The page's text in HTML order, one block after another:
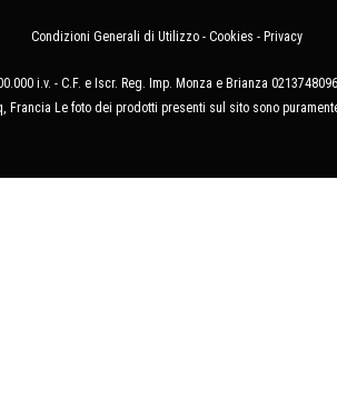
Condizioni Generali di Utilizzo - Cookies - Privacy
i.v. - C.F. e Iscr. Reg. Imp. Monza e Brianza
Francia Le foto dei prodotti presenti sul sito sono